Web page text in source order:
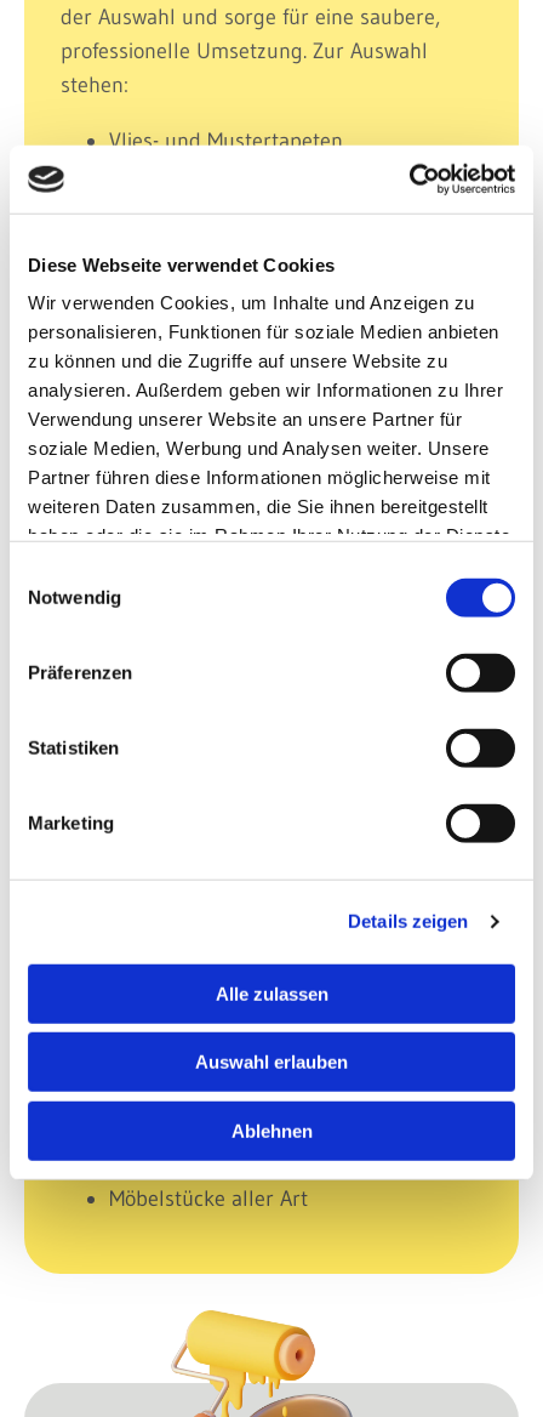
Diese Webseite verwendet Cookies
Wir verwenden Cookies, um Inhalte und Anzeigen zu
personalisieren, Funktionen für soziale Medien anbieten
zu können und die Zugriffe auf unsere Website zu
analysieren. Außerdem geben wir Informationen zu Ihrer
Verwendung unserer Website an unsere Partner für
soziale Medien, Werbung und Analysen weiter. Unsere
Partner führen diese Informationen möglicherweise mit
weiteren Daten zusammen, die Sie ihnen bereitgestellt
haben oder die sie im Rahmen Ihrer Nutzung der Dienste
Notwendig
Präferenzen
Statistiken
Marketing
Details zeigen
Alle zulassen
Auswahl erlauben
Ablehnen
der Auswahl und sorge für eine saubere,
professionelle Umsetzung. Zur Auswahl
stehen:
Vlies- und Mustertapeten
Gewebetapeten
So verbinden sich Design, Qualität und
Handwerkskunst zu Räumen mit
Persönlichkeit.
Lackierarbeiten – perfekte Oberflächen
Ich verleihe Türen, Treppen, Geländern oder
Möbelstücken neuen Glanz –
widerstandsfähig und optisch hochwertig.
Türen & Rahmen
Treppen & Geländer
Fensterrahmen & Innenfensterbänke
Möbelstücke aller Art